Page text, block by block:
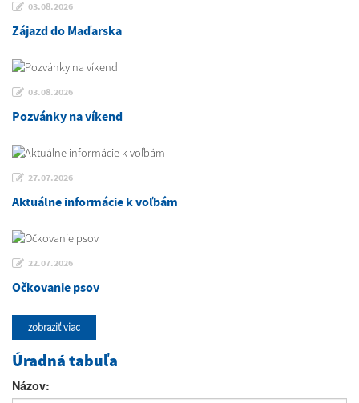
03.08.2026
Zájazd do Maďarska
03.08.2026
Pozvánky na víkend
27.07.2026
Aktuálne informácie k voľbám
22.07.2026
Očkovanie psov
zobraziť viac
Úradná tabuľa
Názov: